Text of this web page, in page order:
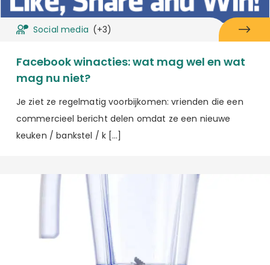
Social media (+3)
Facebook winacties: wat mag wel en wat
mag nu niet?
Je ziet ze regelmatig voorbijkomen: vrienden die een
commercieel bericht delen omdat ze een nieuwe
keuken / bankstel / k […]